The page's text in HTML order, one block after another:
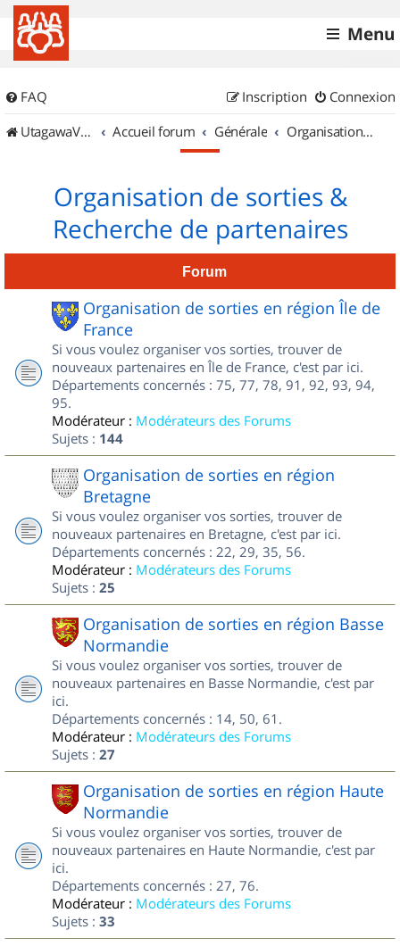
Menu
FAQ Connexion
Inscription
UtagawaVTT (Randos VTT et VTTAE avec traces GPS)
Accueil forum Générale Organisation de sorties & Recherche de partenaires
Organisation de sorties &
Recherche de partenaires
Forum
Organisation de sorties en région Île de
France
Si vous voulez organiser vos sorties, trouver de
nouveaux partenaires en Île de France, c'est par ici.
Départements concernés : 75, 77, 78, 91, 92, 93, 94,
95.
Modérateur : Modérateurs des Forums
Sujets : 144
Organisation de sorties en région
Bretagne
Si vous voulez organiser vos sorties, trouver de
nouveaux partenaires en Bretagne, c'est par ici.
Départements concernés : 22, 29, 35, 56.
Modérateur : Modérateurs des Forums
Sujets : 25
Organisation de sorties en région Basse
Normandie
Si vous voulez organiser vos sorties, trouver de
nouveaux partenaires en Basse Normandie, c'est par
ici.
Départements concernés : 14, 50, 61.
Modérateur : Modérateurs des Forums
Sujets : 27
Organisation de sorties en région Haute
Normandie
Si vous voulez organiser vos sorties, trouver de
nouveaux partenaires en Haute Normandie, c'est par
ici.
Départements concernés : 27, 76.
Modérateur : Modérateurs des Forums
Sujets : 33